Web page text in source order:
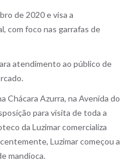
de 2020 e visa a
com foco nas garrafas de
atendimento ao público de
Chácara Azurra, na Avenida do
para visita de toda a
da Luzimar comercializa
Luzimar começou a
mandioca.